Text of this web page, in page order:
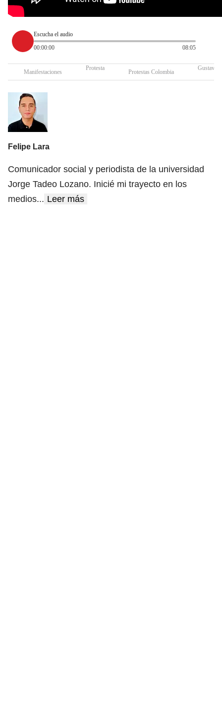
Escucha el audio
00:00:00
08:05
Manifestaciones
Protesta
Protestas Colombia
Gustavo
Felipe Lara
Comunicador social y periodista de la universidad
Jorge Tadeo Lozano. Inicié mi trayecto en los
medios... Leer más